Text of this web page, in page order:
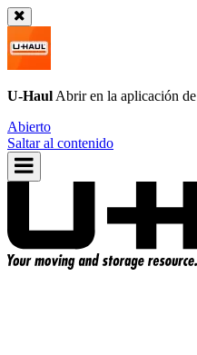
U-Haul Abrir en la aplicación de
Abierto
Saltar al contenido